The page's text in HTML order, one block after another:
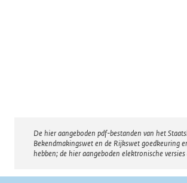
Disclaimer
De hier aangeboden pdf-bestanden van het
Bekendmakingswet en de Rijkswet goedkeuring
hebben; de hier aangeboden elektronische